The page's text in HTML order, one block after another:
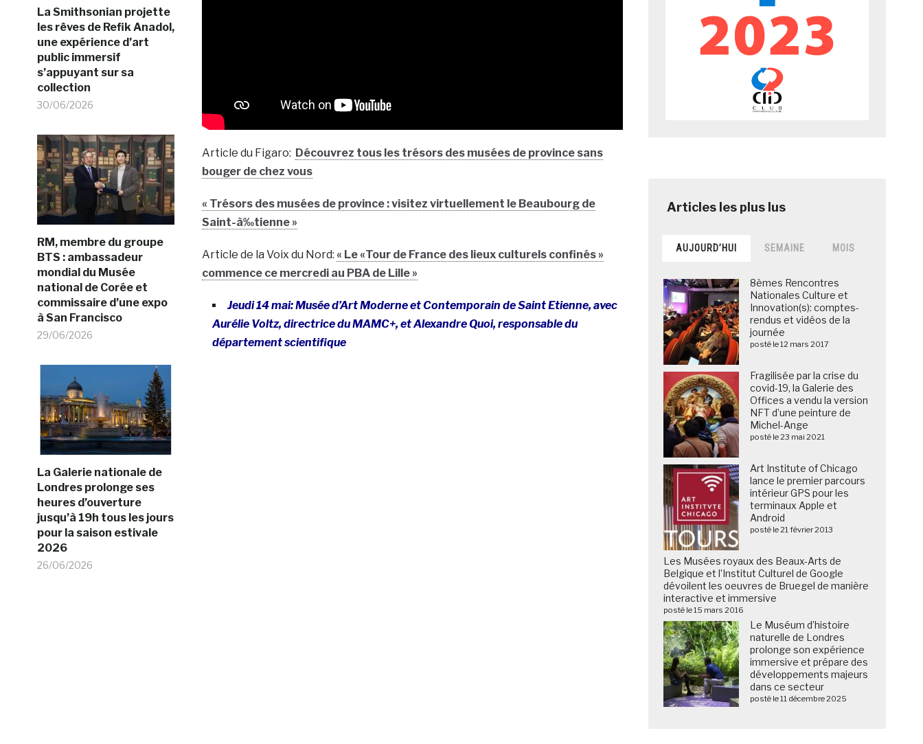
La Smithsonian projette
les rêves de Refik Anadol,
une expérience d’art
public immersif
s’appuyant sur sa
collection
30/06/2026
RM, membre du groupe
BTS : ambassadeur
mondial du Musée
national de Corée et
commissaire d’une expo
à San Francisco
29/06/2026
La Galerie nationale de
Londres prolonge ses
heures d’ouverture
jusqu’à 19h tous les jours
pour la saison estivale
2026
26/06/2026
Article du Figaro: Découvrez tous les trésors des musées de province sans
bouger de chez vous
« Trésors des musées de province : visitez virtuellement le Beaubourg de
Saint-à‰tienne »
Article de la Voix du Nord: « Le «Tour de France des lieux culturels confinés »
commence ce mercredi au PBA de Lille »
Jeudi 14 mai: Musée d’Art Moderne et Contemporain de Saint Etienne, avec
Aurélie Voltz, directrice du MAMC+, et Alexandre Quoi, responsable du
département scientifique
AUJOURD’HUI SEMAINE MOIS
8èmes Rencontres
Nationales Culture et
Innovation(s): comptes-
rendus et vidéos de la
journée
posté le 12 mars 2017
Fragilisée par la crise du
covid-19, la Galerie des
Offices a vendu la version
NFT d’une peinture de
Michel-Ange
posté le 23 mai 2021
Art Institute of Chicago
lance le premier parcours
intérieur GPS pour les
terminaux Apple et
Android
posté le 21 février 2013
Les Musées royaux des Beaux-Arts de
Belgique et l’Institut Culturel de Google
dévoilent les oeuvres de Bruegel de manière
interactive et immersive
posté le 15 mars 2016
Le Muséum d’histoire
naturelle de Londres
prolonge son expérience
immersive et prépare des
développements majeurs
dans ce secteur
posté le 11 décembre 2025